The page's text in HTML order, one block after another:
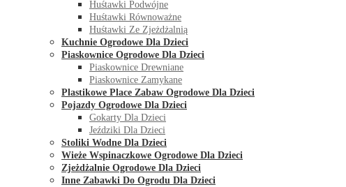
Huśtawki Podwójne
Huśtawki Równoważne
Huśtawki Ze Zjeżdżalnią
Kuchnie Ogrodowe Dla Dzieci
Piaskownice Ogrodowe Dla Dzieci
Piaskownice Drewniane
Piaskownice Zamykane
Plastikowe Place Zabaw Ogrodowe Dla Dzieci
Pojazdy Ogrodowe Dla Dzieci
Gokarty Dla Dzieci
Jeździki Dla Dzieci
Stoliki Wodne Dla Dzieci
Wieże Wspinaczkowe Ogrodowe Dla Dzieci
Zjeżdżalnie Ogrodowe Dla Dzieci
Inne Zabawki Do Ogrodu Dla Dzieci